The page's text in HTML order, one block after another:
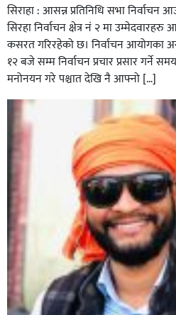
सिराहा : आसन्न प्रतिनिधि सभा निर्वाचन
सिरहा निर्वाचन क्षेत्र नं २ मा
कसरत गरिरहेको छ। निर्वाचन आयोगका
१२ बजे सम्म निर्वाचन प्रचार प्रसार गर्ने
मनोनयन गरे पश्चात देखि नै आफ्नो […]